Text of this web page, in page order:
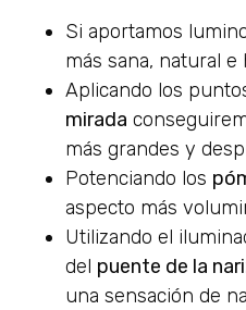
Si aportamos
más sana, natural e
Aplicando los
mirada
más grandes y
Potenciando los
aspecto más
Utilizando el
del puente de la
una sensación de